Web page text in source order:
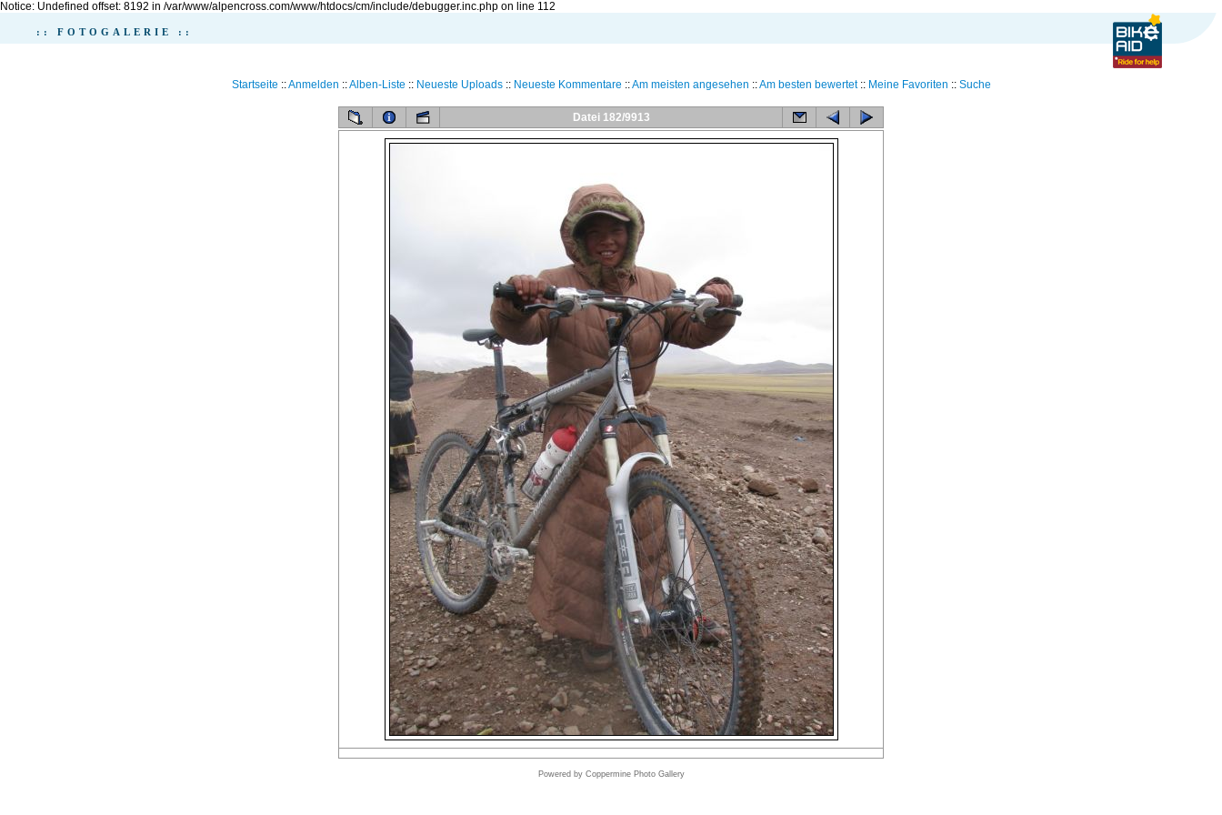
Notice: Undefined offset: 8192 in /var/www/alpencross.com/www/htdocs/cm/include/debugger.inc.php on line 112
:: FOTOGALERIE ::
Startseite ::Anmelden ::Alben-Liste :: Neueste Uploads:: Neueste Kommentare ::Am meisten angesehen ::Am besten bewertet:: Meine Favoriten :: Suche
Datei 182/9913
Powered by Coppermine Photo Gallery